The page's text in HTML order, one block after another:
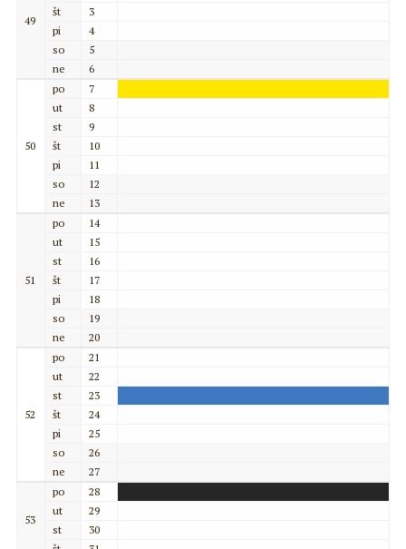
49
št
3
pi
4
so
5
ne
6
50
po
7
ut
8
st
9
št
10
pi
11
so
12
ne
13
51
po
14
ut
15
st
16
št
17
pi
18
so
19
ne
20
52
po
21
ut
22
st
23
št
24
pi
25
so
26
ne
27
53
po
28
ut
29
st
30